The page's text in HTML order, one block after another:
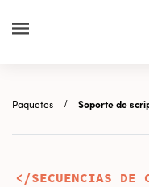
Paquetes Soporte de
</SECUENCIAS DE